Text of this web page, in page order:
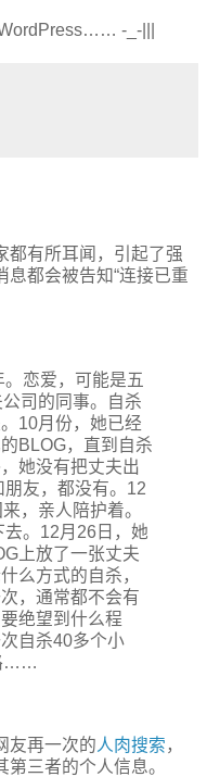
-_-|||
都有所耳闻，引起了强
都会被告知“连接已重
恋爱，可能是五
司的同事。自杀
10月份，她已经
BLOG，直到自杀
她没有把丈夫出
友，都没有。12
，亲人陪护着。
。12月26日，她
上放了一张丈夫
么方式的自杀，
，通常都不会有
绝望到什么程
自杀40多个小
……
友再一次的人肉搜索，
三者的个人信息。